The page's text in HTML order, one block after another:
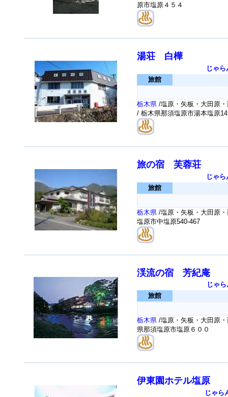
原市塩原４５４
湯荘 白樺
じゃら
旅館
栃木県 /塩原・矢板・大田原
/ 栃木県那須塩原市湯本塩原14
旅の宿 芙蓉荘
じゃら
旅館
栃木県 /塩原・矢板・大田原
塩原市中塩原540-467
渓流の宿 芳紀庵
じゃ
旅館
栃木県 /塩原・矢板・大田原
県那須塩原市塩原６００
伊東園ホテル塩原
じゃら